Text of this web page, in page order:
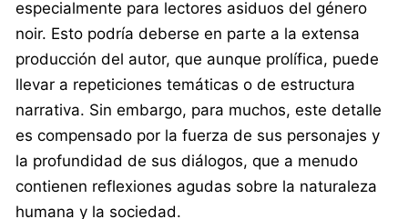
especialmente para lectores asiduos del género
noir. Esto podría deberse en parte a la extensa
producción del autor, que aunque prolífica, puede
llevar a repeticiones temáticas o de estructura
narrativa. Sin embargo, para muchos, este detalle
es compensado por la fuerza de sus personajes y
la profundidad de sus diálogos, que a menudo
contienen reflexiones agudas sobre la naturaleza
humana y la sociedad.